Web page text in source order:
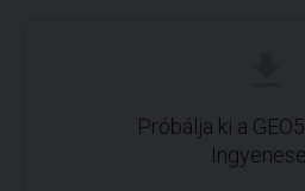
Próbálja ki a